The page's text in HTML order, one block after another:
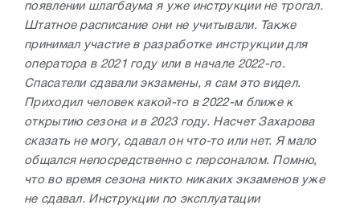
появлении шлагбаума я уже инструкции не трогал.
Штатное расписание они не учитывали. Также
принимал участие в разработке инструкции для
оператора в 2021 году или в начале 2022-го.
Спасатели сдавали экзамены, я сам это видел.
Приходил человек какой-то в 2022-м ближе к
открытию сезона и в 2023 году. Насчет Захарова
сказать не могу, сдавал он что-то или нет. Я мало
общался непосредственно с персоналом. Помню,
что во время сезона никто никаких экзаменов уже
не сдавал. Инструкции по эксплуатации